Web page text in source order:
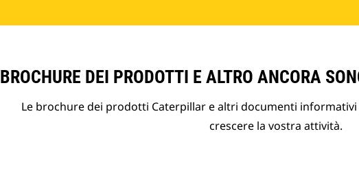
BROCHURE DEI PRODOTTI E ALTRO ANCORA
Le brochure dei prodotti Caterpillar e altri documenti
crescere la vostra attività.